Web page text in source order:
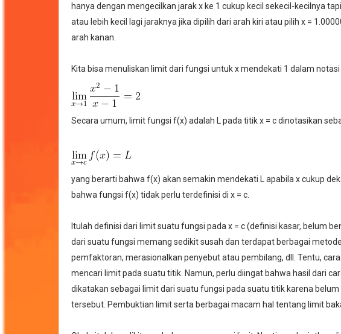
hanya dengan mengecilkan jarak x ke 1 cukup kecil sekecil-kecilnya
atau lebih kecil lagi jaraknya jika dipilih dari arah kiri atau pilih x =
arah kanan.
Kita bisa menuliskan limit dari fungsi untuk x mendekati 1 dalam notasi
Secara umum, limit fungsi f(x) adalah L pada titik x = c dinotasikan
yang berarti bahwa f(x) akan semakin mendekati L apabila x cukup
bahwa fungsi f(x) tidak perlu terdefinisi di x = c.
Itulah definisi dari limit suatu fungsi pada x = c (definisi kasar, belum
dari suatu fungsi memang sedikit susah dan terdapat berbagai
pemfaktoran, merasionalkan penyebut atau pembilang, dll. Tentu,
mencari limit pada suatu titik. Namun, perlu diingat bahwa hasil dari
dikatakan sebagai limit dari suatu fungsi pada suatu titik karena
tersebut. Pembuktian limit serta berbagai macam hal tentang limit